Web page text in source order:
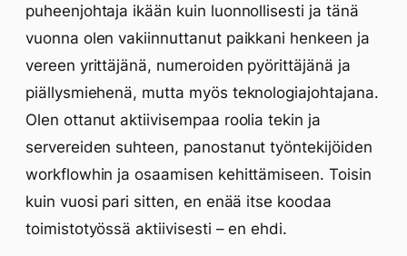
puheenjohtaja ikään kuin luonnollisesti ja tänä
vuonna olen vakiinnuttanut paikkani henkeen ja
vereen yrittäjänä, numeroiden pyörittäjänä ja
piällysmiehenä, mutta myös teknologiajohtajana.
Olen ottanut aktiivisempaa roolia tekin ja
servereiden suhteen, panostanut työntekijöiden
workflowhin ja osaamisen kehittämiseen. Toisin
kuin vuosi pari sitten, en enää itse koodaa
toimistotyössä aktiivisesti – en ehdi.